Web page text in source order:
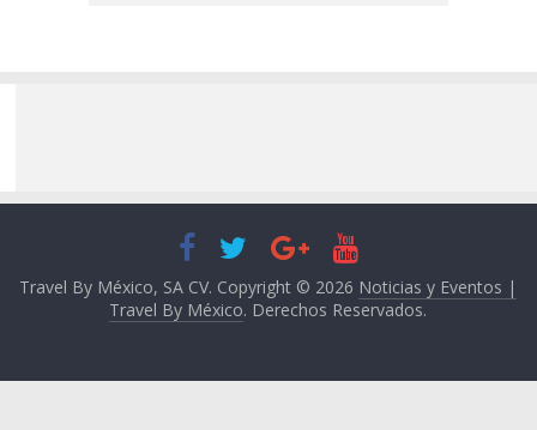
Travel By México, SA CV. Copyright © 2026 Noticias y Eventos |
Travel By México. Derechos Reservados.